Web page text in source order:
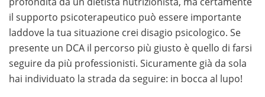
il supporto psicoterapeutico può essere importante
laddove la tua situazione crei disagio psicologico. Se
presente un DCA il percorso più giusto è quello di farsi
seguire da più professionisti. Sicuramente già da sola
hai individuato la strada da seguire: in bocca al lupo!